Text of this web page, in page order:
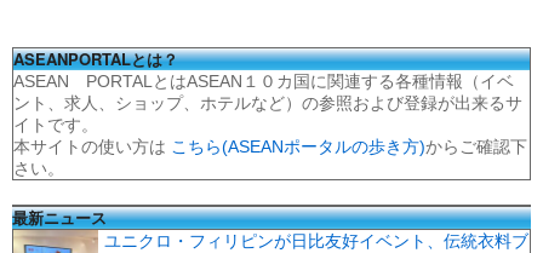
ASEANPORTALとは？
ASEAN PORTALとはASEAN１０カ国に関連する各種情報（イベ
ント、求人、ショップ、ホテルなど）の参照および登録が出来るサ
イトです。
本サイトの使い方は こちら(ASEANポータルの歩き方)からご確認下
さい。
最新ニュース
ユニクロ・フィリピンが日比友好イベント、伝統衣料ブ